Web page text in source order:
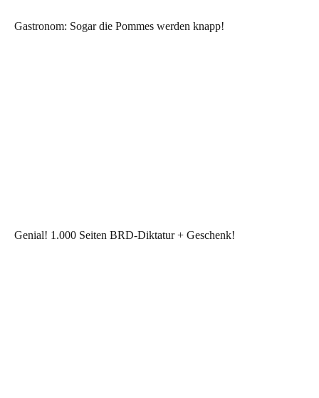
Gastronom: Sogar die Pommes werden knapp!
Genial! 1.000 Seiten BRD-Diktatur + Geschenk!